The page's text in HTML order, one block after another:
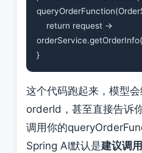
}
这个代码跑起来，模型
orderId，甚至直接告诉
调用你的
Spring AI默认是建议调用